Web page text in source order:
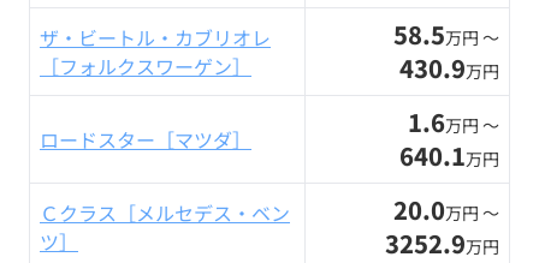
ザ・ビートル・カブリオレ
［フォルクスワーゲン］
58.5万円 〜
430.9万円
ロードスター［マツダ］ 1.6万円 〜
640.1万円
Ｃクラス［メルセデス・ベン
ツ］
20.0万円 〜
3252.9万円